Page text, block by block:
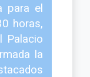
para el
horas,
Palacio
la